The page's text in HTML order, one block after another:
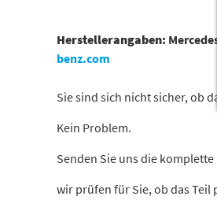
Herstellerangaben:
benz.com
Sie sind sich nicht sicher, ob
Kein Problem.
Senden Sie uns die
wir prüfen für Sie, ob das Teil